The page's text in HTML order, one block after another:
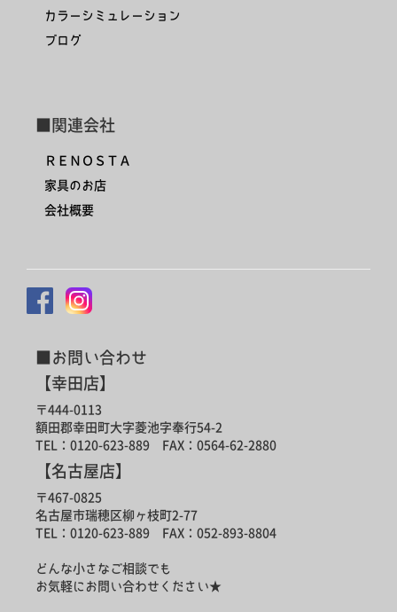
カラーシミュレーション
ブログ
■関連会社
ＲＥＮＯＳＴＡ
家具のお店
会社概要
■お問い合わせ
【幸田店】
〒444-0113
額田郡幸田町大字菱池字奉行54-2
TEL：0120-623-889 FAX：0564-62-2880
【名古屋店】
〒467-0825
名古屋市瑞穂区柳ヶ枝町2-77
TEL：0120-623-889 FAX：052-893-8804
どんな小さなご相談でも
お気軽にお問い合わせください★